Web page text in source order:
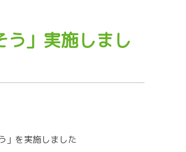
う」実施しまし
」を実施しました